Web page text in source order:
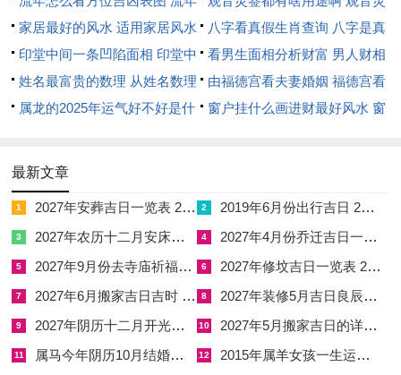
金匮黄道，财库充盈；巳时天德吉星，诸煞退避；此日冲马煞
南，值太岁者慎用，且子午相冲故宅基坐南朝北者尤须留意朝向
避忌。
四月十四日岁次丙午，壬辰月、戊辰日。辰月辰日双辰并见，土
木，木虽克土然双辰湿土厚重，木植其上则根基愈深，主日后宅
运昌隆，子孙绵延；此日冲狗煞南，辰戌相冲而戌为火库，动土
四月二十二日岁次丙午，壬辰月、丙寅日。此日已入农历三月辰
月土令司令，土气纯正厚实，驿马，天后、生气，司命、月空，
位置怎么看
签全部签签词
家居最好的风水 适用家居风水
八字看真假生肖查询 八字是真
还是假
印堂中间一条凹陷面相 印堂中
间有条线沟好不好
看男生面相分析财富 男人财相
从哪里看
姓名最富贵的数理 从姓名数理
看富豪
由福德宫看夫妻婚姻 福德宫看
配偶生肖
属龙的2025年运气好不好是什
2025年属龙人的全年运势
窗户挂什么画进财最好风水 窗
最新文章
1 2027年安葬吉日一览表 2027年12月安葬吉日一览表 2 2019年6月份出行吉日 2027年6月出行吉日一览表
3 2027年农历十二月安床吉日 2027年正月安床吉日吉时查询 4 2027年4月份乔迁吉日一览表 2027年4月乔迁吉日吉时查询
5 2027年9月份去寺庙祈福的日子 2027年5月去寺庙吉日一览表 6 2027年修坟吉日一览表 2027年农历2月修坟吉日一览表
7 2027年6月搬家吉日吉时 2027年农历6月搬家吉日一览表 8 2027年装修5月吉日良辰查询表 2027年农历5月装修吉日一览表
9 2027年阴历十二月开光吉日 2027年12月开光吉日一览表 10 2027年5月搬家吉日的详细解释 2027年5月搬家吉日吉时查询
11 属马今年阴历10月结婚好吗 属马还有几年本命年结婚呢好吗 12 2015年属羊女孩一生运势 2015年属羊女2026年健康运好吗